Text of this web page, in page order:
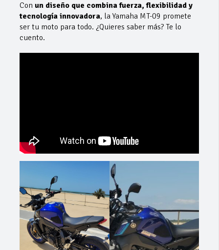
Con un diseño que combina fuerza, flexibilidad y
tecnología innovadora, la Yamaha MT-09 promete
ser tu moto para todo. ¿Quieres saber más? Te lo
cuento.